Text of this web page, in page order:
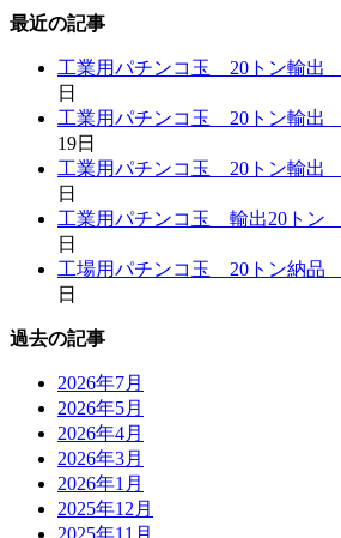
最近の記事
工業用パチンコ玉 20トン輸出
日
工業用パチンコ玉 20トン輸
19日
工業用パチンコ玉 20トン輸出
日
工業用パチンコ玉 輸出20トン
日
工場用パチンコ玉 20トン納品
日
過去の記事
2026年7月
2026年5月
2026年4月
2026年3月
2026年1月
2025年12月
2025年11月